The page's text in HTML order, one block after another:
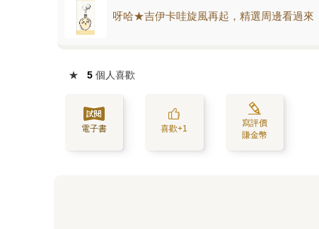
呀哈★吉伊卡哇旋風再起，精選周邊看過來
★ 5 個人喜歡
電子書 喜歡+1
寫評價
賺金幣